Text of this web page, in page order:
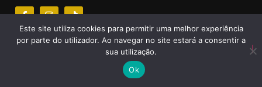
Newsletter
Este site utiliza cookies para permitir uma melhor experiência
por parte do utilizador. Ao navegar no site estará a consentir a
sua utilização.
Ok